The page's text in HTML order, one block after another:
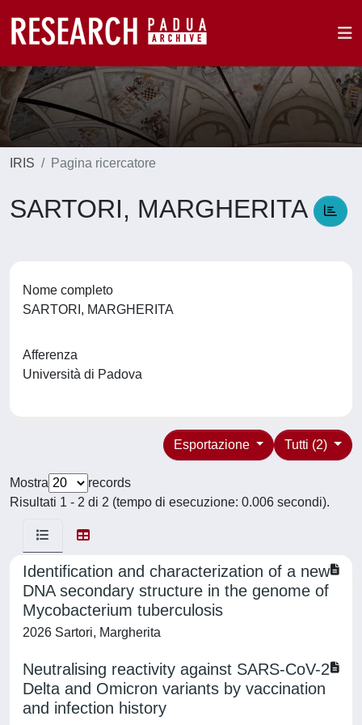
IRIS Pagina ricercatore
SARTORI, MARGHERITA
Nome completo
SARTORI, MARGHERITA
Afferenza
Università di Padova
Tutti (2)
Esportazione
Mostra
records
Risultati 1 - 2 di 2 (tempo di esecuzione: 0.006 secondi).
Identification and characterization of a new
DNA secondary structure in the genome of
Mycobacterium tuberculosis
2026 Sartori, Margherita
Neutralising reactivity against SARS-CoV-2
Delta and Omicron variants by vaccination
and infection history